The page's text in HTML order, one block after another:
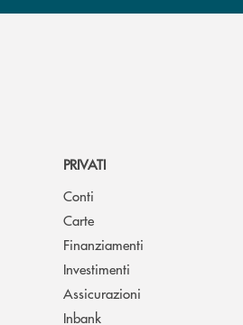
PRIVATI
Conti
Carte
Finanziamenti
Investimenti
Assicurazioni
Inbank